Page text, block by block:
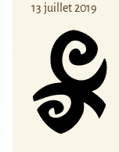
13 juillet 2019